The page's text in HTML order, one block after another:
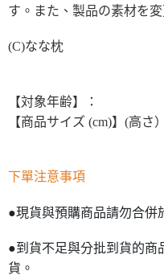
す。また、製品の素材を
(C)なな枕
【対象年齢】：
【商品サイズ (cm)】(高さ
下單注意事項
●現貨與預購商品請勿合併
●到貨不足與分批到貨的商
貨。